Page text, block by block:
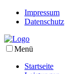
Impressum
Datenschutz
Menü
Startseite